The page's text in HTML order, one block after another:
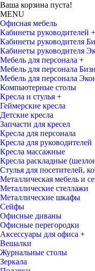
Ваша корзина пуста!
MENU
Офисная мебель
Кабинеты руководителей +
Кабинеты руководителя
Кабинеты руководителя
Мебель для персонала +
Мебель для персонала
Мебель для персонала
Компьютерные столы
Кресла и стулья +
Геймерские кресла
Детские кресла
Запчасти для кресел
Кресла для персонала
Кресла для руководителей
Кресла массажные
Кресла раскладные
Стулья для посетителей,
Металлическая мебель и
Металлические стеллажи
Металлические шкафы
Сейфы
Офисные диваны
Офисные перегородки
Аксессуары для офиса +
Вешалки
Журнальные столы
Зеркала